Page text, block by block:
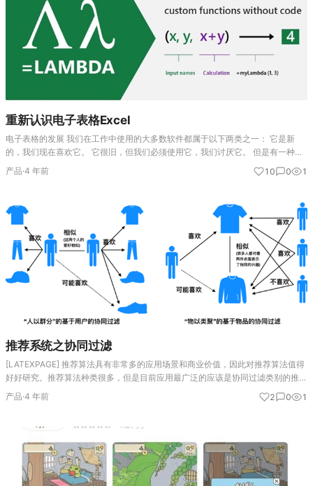
重新认识电子表格Excel
电子表格的发展 我们在工作中使用的大多数软件都属于以下两类之一： 它是新
的，我们现在喜欢它。 它很旧，但我们必须使用它，我们讨厌它。 但是有一种软
件产品诞生于1985年，它很老，但我们喜欢它。该产品当然是电子表格。 在电子
表格出现之前，表格…
产品·4 年前 10 0 1
推荐系统之协同过滤
[LATEXPAGE] 推荐算法具有非常多的应用场景和商业价值，因此对推荐算法值得
好好研究。推荐算法种类很多，但是目前应用最广泛的应该是协同过滤类别的推荐
算法，本文就对协同过滤类别的推荐算法做一个概括总结。 推荐算法概述 概括来
说，可以分为…
产品·4 年前 2 0 1